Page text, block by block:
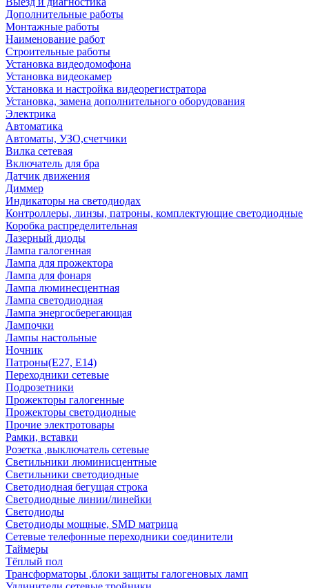
Дополнительные работы
Монтажные работы
Наименование работ
Строительные работы
Установка видеодомофона
Установка видеокамер
Установка и настройка видеорегистратора
Установка, замена дополнительного оборудования
Электрика
Автоматика
Автоматы, УЗО,счетчики
Вилка сетевая
Включатель для бра
Датчик движения
Диммер
Индикаторы на светодиодах
Контроллеры, линзы, патроны, комплектующие светодиодные
Коробка распределительная
Лазерный диоды
Лампа галогенная
Лампа для прожектора
Лампа для фонаря
Лампа люминесцентная
Лампа светодиодная
Лампа энергосберегающая
Лампочки
Лампы настольные
Ночник
Патроны(Е27, Е14)
Переходники сетевые
Подрозетники
Прожекторы галогенные
Прожекторы светодиодные
Прочие электротовары
Рамки, вставки
Розетка ,выключатель сетевые
Светильники люминисцентные
Светильники светодиодные
Светодиодная бегущая строка
Светодиодные линии/линейки
Светодиоды
Светодиоды мощные, SMD матрица
Сетевые телефонные переходники соединители
Таймеры
Тёплый пол
Трансформаторы ,блоки защиты галогеновых ламп